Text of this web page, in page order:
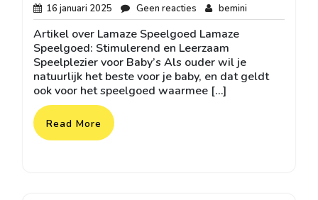
16 januari 2025 16
januari
2025
Geen reacties Geen
reacties
bemini
Artikel over Lamaze Speelgoed Lamaze
Speelgoed: Stimulerend en Leerzaam
Speelplezier voor Baby’s Als ouder wil je
natuurlijk het beste voor je baby, en dat geldt
ook voor het speelgoed waarmee […]
Read More